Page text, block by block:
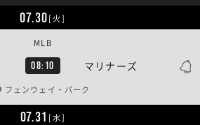
07.30[火]
08:10 マリナーズ
MLB
フェンウェイ・パーク
07.31 [水]